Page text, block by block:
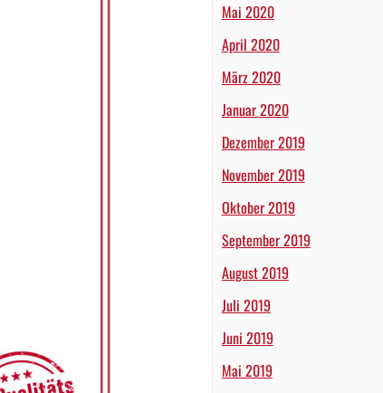
Mai 2020
April 2020
März 2020
Januar 2020
Dezember 2019
November 2019
Oktober 2019
September 2019
August 2019
Juli 2019
Juni 2019
Mai 2019